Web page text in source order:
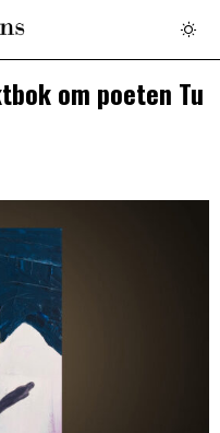
om poeten Tu